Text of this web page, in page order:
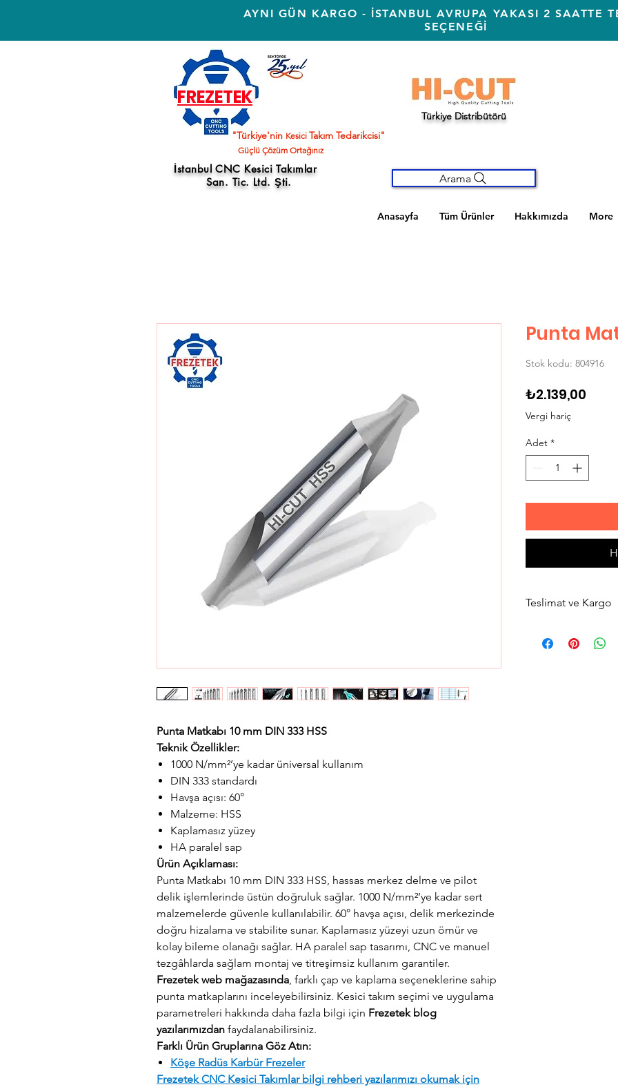
AYNI GÜN KARGO - İSTANBUL AVRUPA YAKASI 2 SAATTE
SEÇENEĞİ
FREZETEK
"Türkiye'nin Kesici Takım Tedarikcisi"
Türkiye Distribütörü
Güçlü Çözüm Ortağınız
İstanbul CNC Kesici Takımlar
San. Tic. Ltd. Şti.
Arama
Anasayfa Tüm Ürünler Hakkımızda More
Punta Matkabı 10 mm DIN 333 HSS
Teknik Özellikler:
1000 N/mm²’ye kadar üniversal kullanım
DIN 333 standardı
Havşa açısı: 60°
Malzeme: HSS
Kaplamasız yüzey
HA paralel sap
Ürün Açıklaması:
Punta Matkabı 10 mm DIN 333 HSS, hassas merkez delme ve pilot
delik işlemlerinde üstün doğruluk sağlar. 1000 N/mm²’ye kadar sert
malzemelerde güvenle kullanılabilir. 60° havşa açısı, delik merkezinde
doğru hizalama ve stabilite sunar. Kaplamasız yüzeyi uzun ömür ve
kolay bileme olanağı sağlar. HA paralel sap tasarımı, CNC ve manuel
tezgâhlarda sağlam montaj ve titreşimsiz kullanım garantiler.
Frezetek web mağazasında, farklı çap ve kaplama seçeneklerine sahip
punta matkaplarını inceleyebilirsiniz. Kesici takım seçimi ve uygulama
parametreleri hakkında daha fazla bilgi için Frezetek blog
yazılarımızdan faydalanabilirsiniz.
Farklı Ürün Gruplarına Göz Atın:
Köşe Radüs Karbür Frezeler
Frezetek CNC Kesici Takımlar bilgi rehberi yazılarımızı okumak için
Punta
Stok kodu: 804916
₺2.139,00
Vergi hariç
Adet *
Teslimat ve Kargo
gün içerisinde